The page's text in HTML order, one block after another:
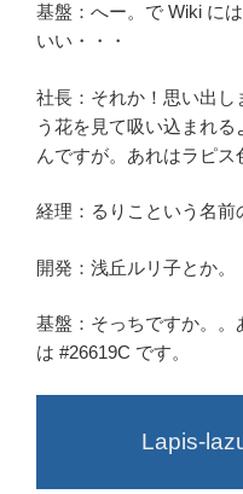
基盤：へー。で Wiki に
いい・・・
社長：それか！思い出
う花を見て吸い込まれ
んですが。あれはラピス
経理：るりこという名前
開発：浅丘ルリ子とか。
基盤：そっちですか。。
は #26619C です。
Lapis-